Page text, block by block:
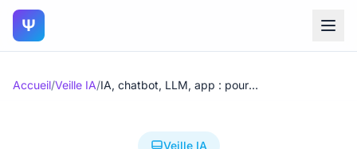
Ψ
Accueil/Veille IA/ IA, chatbot, LLM, app : pourquoi il faut arrêter de tout confondre
Veille IA